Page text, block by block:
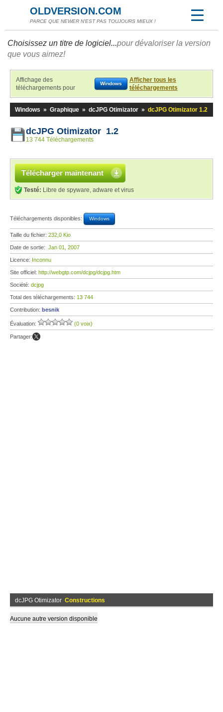
OLDVERSION.COM
PARCE QUE NEWER N'EST PAS TOUJOURS MIEUX !
Choisissez un titre de logiciel...pour dévaloriser la version
que vous aimez!
Affichage des
téléchargements pour
Windows
Afficher tous les
téléchargements
Windows » Graphique » dcJPG Otimizator » dcJPG Otimizator 1.2
dcJPG Otimizator 1.2
13 744 Téléchargements
Télécharger maintenant
Testé: Libre de spyware, adware et virus
Téléchargements disponibles: Windows
Taille du fichier: 232,0 Kio
Date de sortie: Jan 01, 2007
Licence: Inconnu
Site officiel: http://webgtp.com/dcjpg/dcjpg.htm
Société: dcjpg
Total des téléchargements: 13 744
Contribution: besnik
Évaluation: (0 voix)
Partager:
dcJPG Otimizator Constructions
Aucune autre version disponible